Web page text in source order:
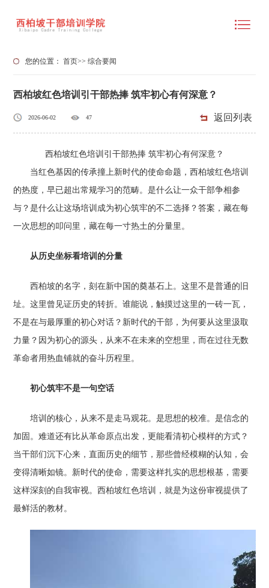
您的位置：首页>>综合要闻
西柏坡红色培训引干部热捧 筑牢初心有何深意？
2026-06-02 47 返回列表
西柏坡红色培训引干部热捧 筑牢初心有何深意？
当红色基因的传承撞上新时代的使命命题，西柏坡红色培训
的热度，早已超出常规学习的范畴。是什么让一众干部争相参
与？是什么让这场培训成为初心筑牢的不二选择？答案，藏在每
一次思想的叩问里，藏在每一寸热土的分量里。
从历史坐标看培训的分量
西柏坡的名字，刻在新中国的奠基石上。这里不是普通的旧
址。这里曾见证历史的转折。谁能说，触摸过这里的一砖一瓦，
不是在与最厚重的初心对话？新时代的干部，为何要从这里汲取
力量？因为初心的源头，从来不在未来的空想里，而在过往无数
革命者用热血铺就的奋斗历程里。
初心筑牢不是一句空话
培训的核心，从来不是走马观花。是思想的校准。是信念的
加固。难道还有比从革命原点出发，更能看清初心模样的方式？
当干部们沉下心来，直面历史的细节，那些曾经模糊的认知，会
变得清晰如镜。新时代的使命，需要这样扎实的思想根基，需要
这样深刻的自我审视。西柏坡红色培训，就是为这份审视提供了
最鲜活的教材。